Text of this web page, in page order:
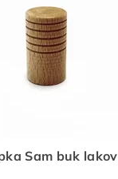
Sam buk